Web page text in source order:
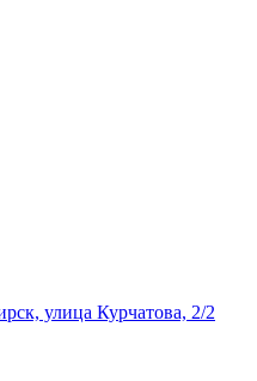
улица Курчатова, 2/2